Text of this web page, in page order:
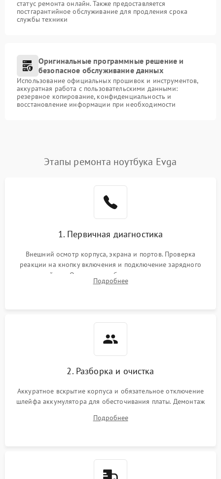
статус ремонта онлайн. Также предоставляется
постгарантийное обслуживание для продления срока
службы техники
Оригинальные программные решение и
безопасное обслуживание данных
Использование официальных прошивок и инструментов,
аккуратная работа с пользовательскими данными:
резервное копирование, конфиденциальность и
восстановление информации при необходимости
Этапы ремонта ноутбука Evga
1. Первичная диагностика
Внешний осмотр корпуса, экрана и портов. Проверка
реакции на кнопку включения и подключение зарядного
устройства. Оценка потребления тока с помощью
лабораторного блока питания для локализации проблемы.
Подробнее
2. Разборка и очистка
Аккуратное вскрытие корпуса и обязательное отключение
шлейфа аккумулятора для обесточивания платы. Демонтаж
высохшей термопасты с кристаллов чипов.
Подробнее